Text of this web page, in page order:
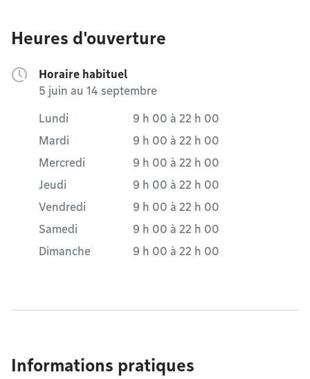
Heures d'ouverture
Horaire habituel
5 juin au 14 septembre
Lundi 9 h 00 à 22 h 00
Mardi
9 h 00 à 22 h 00
Mercredi
9 h 00 à 22 h 00
Jeudi
9 h 00 à 22 h 00
Vendredi
9 h 00 à 22 h 00
Samedi
9 h 00 à 22 h 00
Dimanche
9 h 00 à 22 h 00
Informations pratiques